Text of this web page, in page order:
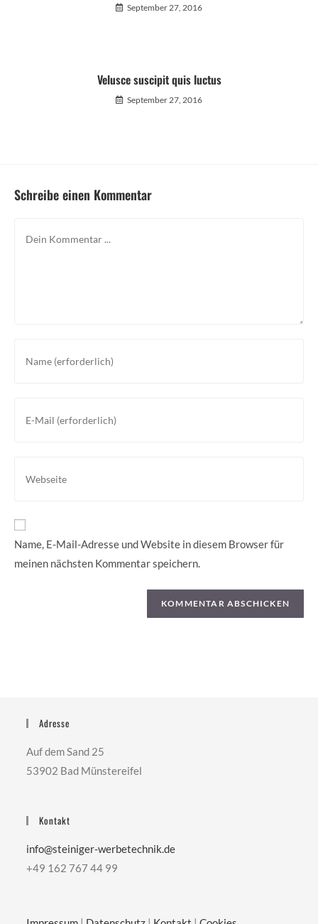
September 27, 2016
Velusce suscipit quis luctus
September 27, 2016
Schreibe einen Kommentar
deinen
Benutzernamen
deine
Adresse
ein
deine
URL
(optional)
Name, E-Mail-Adresse und Website in diesem Browser für
meinen nächsten Kommentar speichern.
Adresse
Auf dem Sand 25
53902 Bad Münstereifel
Kontakt
­info@steiniger-werbetechnik.de
+49 162 767 44 99